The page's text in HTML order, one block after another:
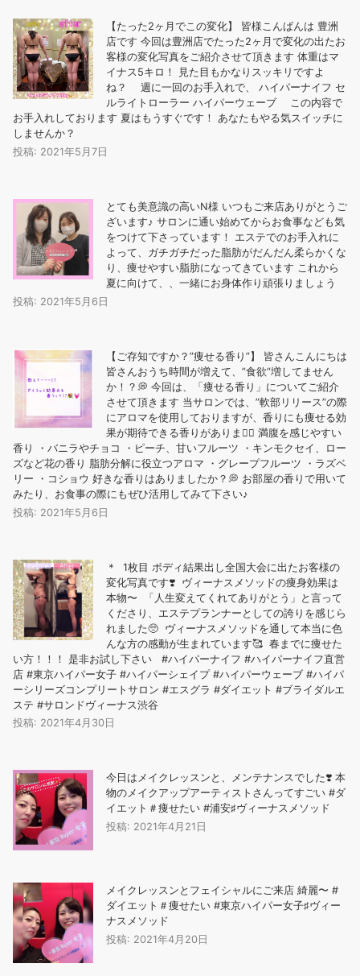
【たった2ヶ月でこの変化︎】 皆様こんばんは 豊洲
店です 今回は豊洲店でたった2ヶ月で変化の出たお
客様の変化写真をご紹介させて頂きます️ 体重はマ
イナス5キロ！ 見た目もかなりスッキリですよ
ね？ 週に一回のお手入れで、 ️ハイパーナイフ ️セ
ルライトローラー ️ハイパーウェーブ この内容で
お手入れしております 夏はもうすぐです！ あなたもやる気スイッチに
しませんか？
投稿: 2021年5月7日
とても美意識の高いN様️ いつもご来店ありがとうご
ざいます♪ サロンに通い始めてからお食事なども気
をつけて下さっています！ エステでのお手入れに
よって、ガチガチだった脂肪がだんだん柔らかくな
り、痩せやすい脂肪になってきています これから
夏に向けて、、一緒にお身体作り頑張りましょう
投稿: 2021年5月6日
【ご存知ですか？”痩せる香り”】 皆さんこんにちは
皆さんおうち時間が増えて、”食欲”増してません
か！？💭 今回は、「痩せる香り」についてご紹介
させて頂きます 当サロンでは、”軟部リリース”の際
にアロマを使用しておりますが、香りにも痩せる効
果が期待できる香りがあります🏻 ️満腹を感じやすい
香り ・バニラやチョコ ・ピーチ、甘いフルーツ ・キンモクセイ、ロー
ズなど花の香り ️脂肪分解に役立つアロマ ・グレープフルーツ ・ラズベ
リー ・コショウ 好きな香りはありましたか？💭 お部屋の香りで用いて
みたり、お食事の際にもぜひ活用してみて下さい♪
投稿: 2021年5月6日
＊ 1枚目 ボディ結果出し全国大会に出たお客様の
変化写真です❣️ ヴィーナスメソッドの痩身効果は
本物〜️ 「人生変えてくれてありがとう」と言って
くださり、エステプランナーとしての誇りを感じら
れました🥺 ヴィーナスメソッドを通して本当に色
んな方の感動が生まれています🥰 春までに痩せた
い方！！！ 是非お試し下さい #ハイパーナイフ #ハイパーナイフ直営
店 #東京ハイパー女子 #ハイパーシェイプ #ハイパーウェーブ #ハイパ
ーシリーズコンプリートサロン #エスグラ #ダイエット #ブライダルエ
ステ #サロンドヴィーナス渋谷
投稿: 2021年4月30日
今日はメイクレッスンと、メンテナンスでした❣️ 本
物のメイクアップアーティストさんってすごい #ダ
イエット＃痩せたい #浦安♯ヴィーナスメソッド
投稿: 2021年4月21日
メイクレッスンとフェイシャルにご来店️ 綺麗〜 #
ダイエット＃痩せたい #東京ハイパー女子♯ヴィー
ナスメソッド
投稿: 2021年4月20日